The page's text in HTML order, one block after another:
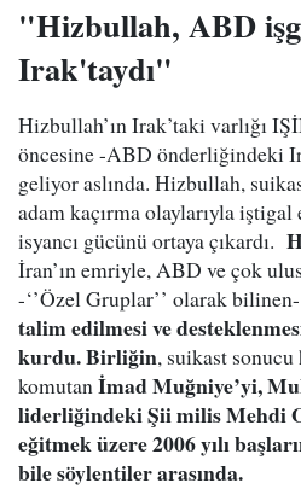
"Hizbullah, ABD
Irak'taydı"
Hizbullah’ın Irak’taki varlığı
öncesine -ABD önderliğindeki
geliyor aslında. Hizbullah,
adam kaçırma olaylarıyla
isyancı gücünü ortaya çıkardı.
İran’ın emriyle, ABD ve çok
-‘’Özel Gruplar’’ olarak bilinen-
talim edilmesi ve
kurdu.Birliğin, suikast sonucu
komutanİmad Muğniye’yi,
liderliğindeki Şii milis Mehdi
eğitmek üzere 2006 yılı
bile söylentiler arasında.